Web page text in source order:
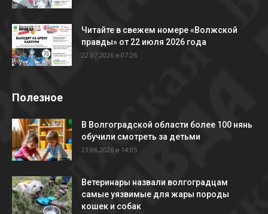
Читайте в свежем номере «Волжской
правды» от 22 июля 2026 года
22.07.2026 в 07:26
Полезное
В Волгоградской области более 100 нянь
обучили смотреть за детьми
21.06.2026 в 14:05
Ветеринары назвали волгоградцам
самые уязвимые для жары породы
кошек и собак